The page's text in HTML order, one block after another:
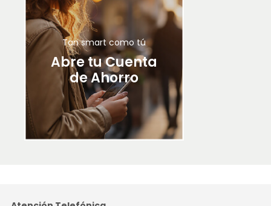
Tan smart como tú
Abre tu Cuenta
de Ahorro